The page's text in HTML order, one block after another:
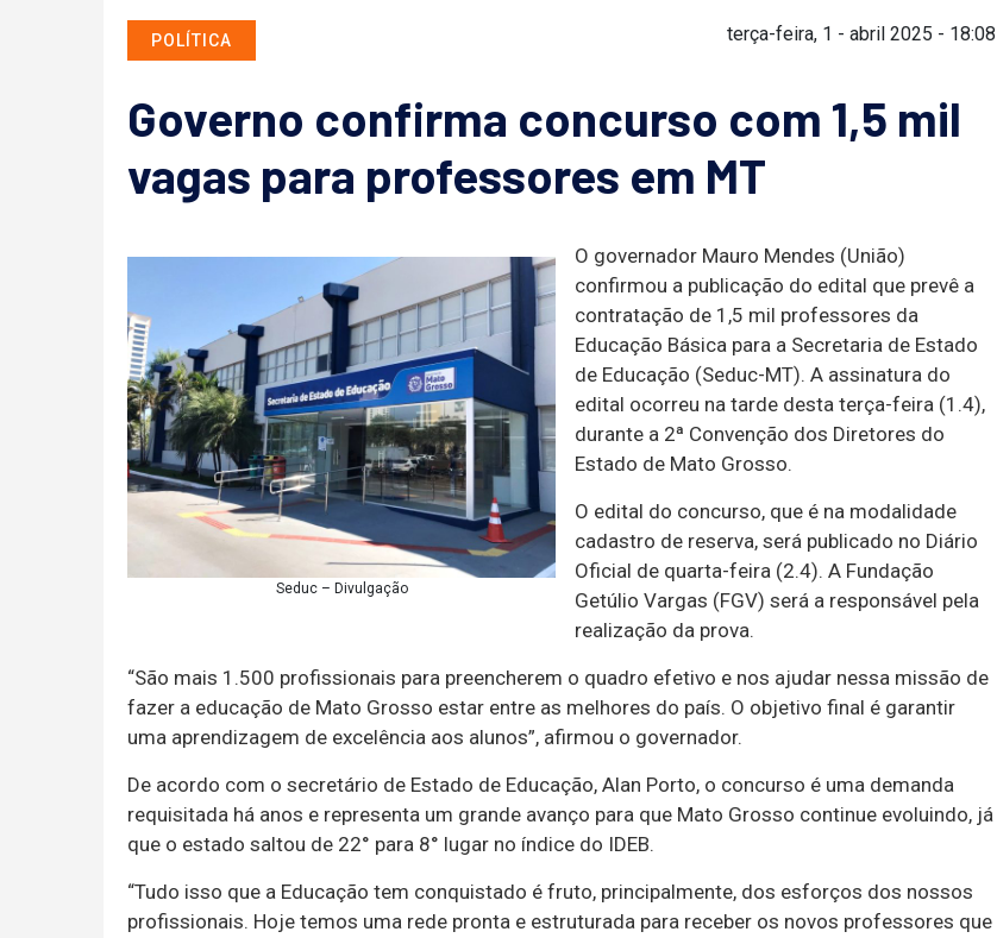
POLÍTICA terça-feira, 1 - abril 2025 - 18:08
Governo confirma concurso com 1,5 mil
vagas para professores em MT
Seduc – Divulgação
O governador Mauro Mendes (União)
confirmou a publicação do edital que prevê a
contratação de 1,5 mil professores da
Educação Básica para a Secretaria de Estado
de Educação (Seduc-MT). A assinatura do
edital ocorreu na tarde desta terça-feira (1.4),
durante a 2ª Convenção dos Diretores do
Estado de Mato Grosso.
O edital do concurso, que é na modalidade
cadastro de reserva, será publicado no Diário
Oficial de quarta-feira (2.4). A Fundação
Getúlio Vargas (FGV) será a responsável pela
realização da prova.
“São mais 1.500 profissionais para preencherem o quadro efetivo e nos ajudar nessa missão de
fazer a educação de Mato Grosso estar entre as melhores do país. O objetivo final é garantir
uma aprendizagem de excelência aos alunos”, afirmou o governador.
De acordo com o secretário de Estado de Educação, Alan Porto, o concurso é uma demanda
requisitada há anos e representa um grande avanço para que Mato Grosso continue evoluindo, já
que o estado saltou de 22° para 8° lugar no índice do IDEB.
“Tudo isso que a Educação tem conquistado é fruto, principalmente, dos esforços dos nossos
profissionais. Hoje temos uma rede pronta e estruturada para receber os novos professores que